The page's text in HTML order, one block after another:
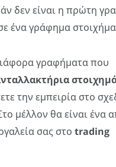
δεν είναι η πρώτη
ένα γράφημα
γραφήματα που
την εμπειρία στο
μέλλον θα είναι ένα
σας στο trading